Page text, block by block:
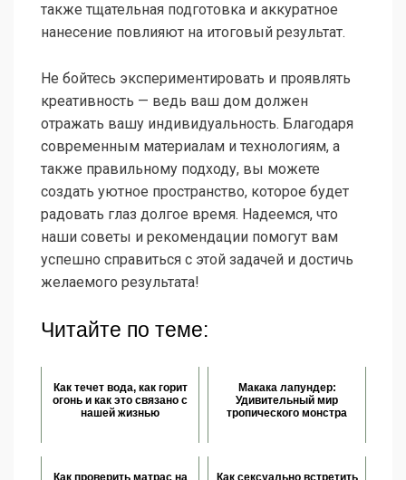
также тщательная подготовка и аккуратное
нанесение повлияют на итоговый результат.
Не бойтесь экспериментировать и проявлять
креативность — ведь ваш дом должен
отражать вашу индивидуальность. Благодаря
современным материалам и технологиям, а
также правильному подходу, вы можете
создать уютное пространство, которое будет
радовать глаз долгое время. Надеемся, что
наши советы и рекомендации помогут вам
успешно справиться с этой задачей и достичь
желаемого результата!
Читайте по теме:
Как течет вода, как горит
огонь и как это связано с
нашей жизнью
Макака лапундер:
Удивительный мир
тропического монстра